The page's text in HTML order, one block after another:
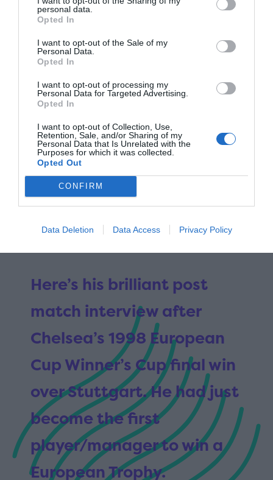
personal data.
Opted In
I want to opt-out of the Sale of my
Personal Data.
Opted In
I want to opt-out of processing my
Personal Data for Targeted Advertising.
Opted In
I want to opt-out of Collection, Use,
Retention, Sale, and/or Sharing of my
Personal Data that Is Unrelated with the
Purposes for which it was collected.
Opted Out
CONFIRM
Data Deletion Data Access Privacy Policy
pic.twitter.com/09HXys3El
— Vialli's Chelsea FC
(@VialliChelseaFC)
6, 2023
So sad to hear about the
passing of Gianluca Vialli.
Here’s his brilliant post
match interview after
Chelsea’s 1998 European
Cup Winner’s Cup final win
over Stuttgart. He had just
become the first
player/manager to win a
European Trophy.